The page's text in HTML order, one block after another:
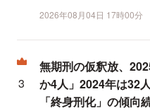
2026年08月04日 17時00分
無期刑の仮釈放、
か4人」2024年は32
「終身刑化」の傾向